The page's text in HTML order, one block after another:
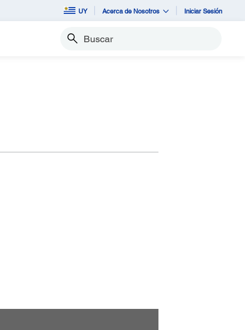
UY Acerca de Nosotros Iniciar Sesión
Buscar